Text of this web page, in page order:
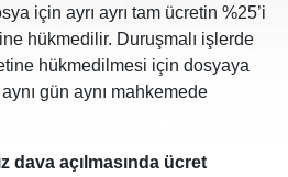
için ayrı ayrı tam ücretin %25’i
hükmedilir. Duruşmalı işlerde
hükmedilmesi için dosyaya
gün aynı mahkemede
dava açılmasında ücret